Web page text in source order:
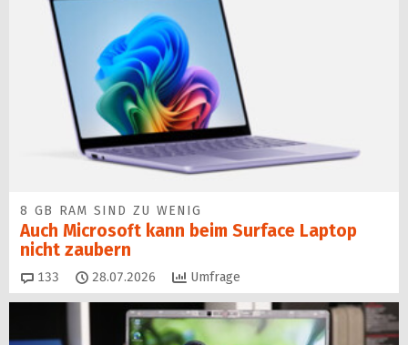
8 GB RAM SIND ZU WENIG
Auch Microsoft kann beim Surface Laptop
nicht zaubern
133 Kommentare
28.07.2026 Umfrage